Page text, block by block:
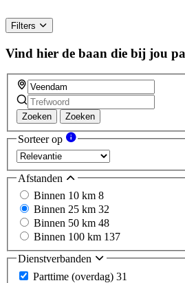
Filters
Vind hier de baan die bij jou
Zoeken Zoeken
Sorteer op
Afstanden
Binnen 10 km 8
Binnen 25 km 32
Binnen 50 km 48
Binnen 100 km 137
Dienstverbanden
Parttime (overdag) 31